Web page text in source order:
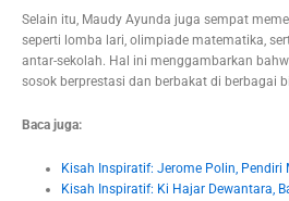
Selain itu, Maudy Ayunda juga sempat
seperti lomba lari, olimpiade matematika,
antar-sekolah. Hal ini menggambarkan
sosok berprestasi dan berbakat di berbagai
Baca juga:
Kisah Inspiratif: Jerome Polin, Pendiri
Kisah Inspiratif: Ki Hajar Dewantara,